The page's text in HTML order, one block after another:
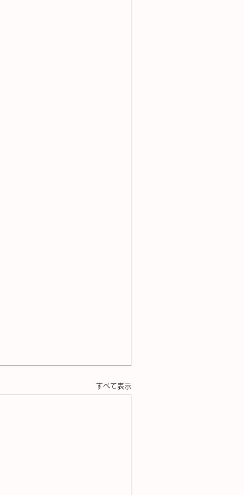
すべて表示